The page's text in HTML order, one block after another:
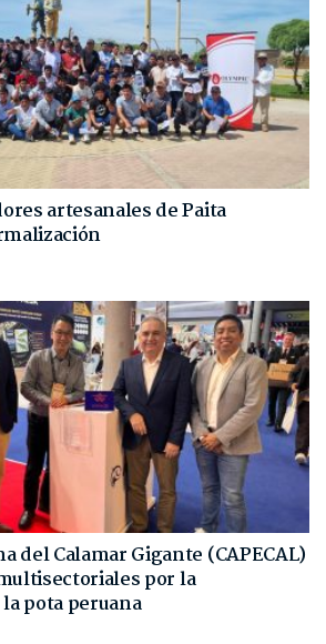
artesanales de Paita
del Calamar Gigante (CAPECAL)
por la
pota peruana